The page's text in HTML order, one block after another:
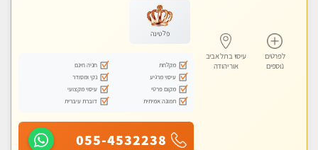
לפרטים
נוספים
עיסוי בתל אביב
אור יהודה
פלטינה
מקלחת
חניה חינם
עיסוי מרגיע
נקי ומסודר
מקום פרטי
עיסוי מקצועי
תמונה אמיתית
דוברת עיברית
055-4532238